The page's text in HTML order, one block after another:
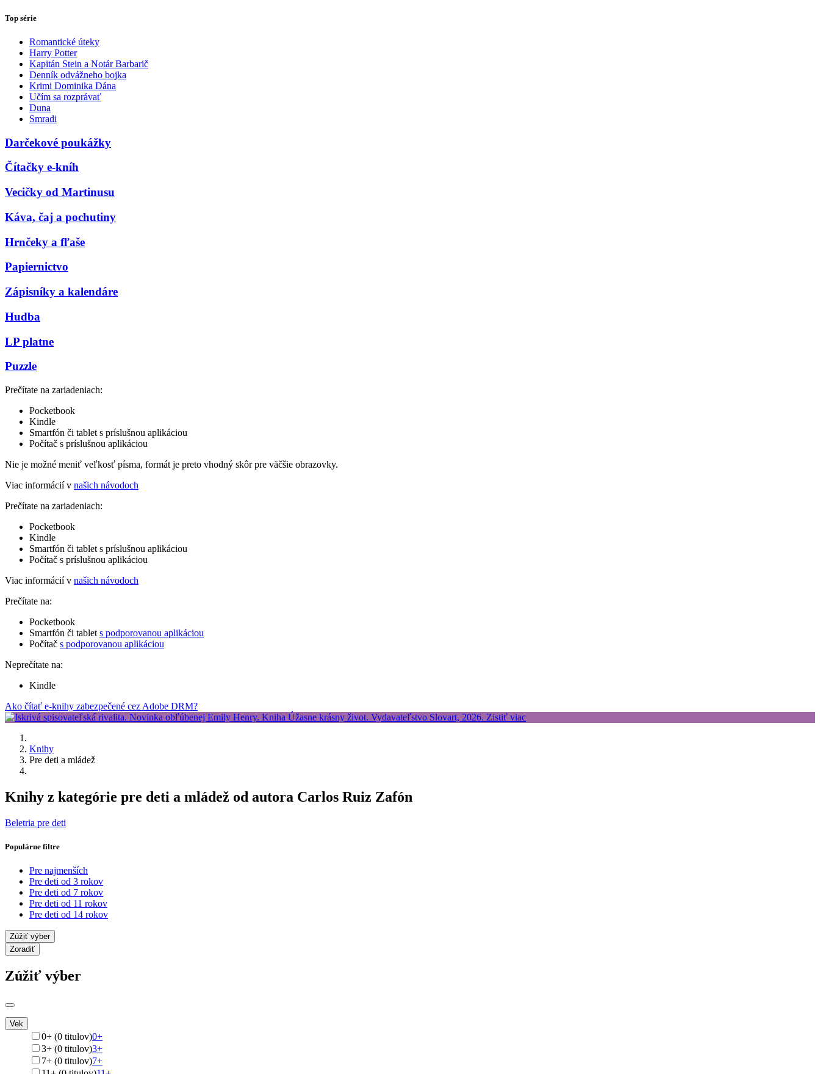
Top série
Romantické úteky
Harry Potter
Kapitán Stein a Notár Barbarič
Denník odvážneho bojka
Krimi Dominika Dána
Učím sa rozprávať
Duna
Smradi
Darčekové poukážky
Čítačky e-kníh
Vecičky od Martinusu
Káva, čaj a pochutiny
Hrnčeky a fľaše
Papiernictvo
Zápisníky a kalendáre
Hudba
LP platne
Puzzle
Prečítate na zariadeniach:
Pocketbook
Kindle
Smartfón či tablet s príslušnou aplikáciou
Počítač s príslušnou aplikáciou
Nie je možné meniť veľkosť písma, formát je preto vhodný skôr pre väčšie obrazovky.
Viac informácií v našich návodoch
Prečítate na zariadeniach:
Pocketbook
Kindle
Smartfón či tablet s príslušnou aplikáciou
Počítač s príslušnou aplikáciou
Viac informácií v našich návodoch
Prečítate na:
Pocketbook
Smartfón či tablet s podporovanou aplikáciou
Počítač s podporovanou aplikáciou
Neprečítate na:
Kindle
Ako čítať e-knihy zabezpečené cez Adobe DRM?
Knihy
Pre deti a mládež
Knihy z kategórie pre deti a mládež od autora Carlos Ruiz Zafón
Beletria pre deti
Populárne filtre
Pre najmenších
Pre deti od 3 rokov
Pre deti od 7 rokov
Pre deti od 11 rokov
Pre deti od 14 rokov
Zúžiť výber
Zoradiť
Zúžiť výber
Vek
0+ (0 titulov)0+
3+ (0 titulov)3+
7+ (0 titulov)7+